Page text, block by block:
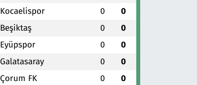
Kocaelispor 0 0
Beşiktaş 0 0
Eyüpspor 0 0
Galatasaray 0 0
Çorum FK 0 0